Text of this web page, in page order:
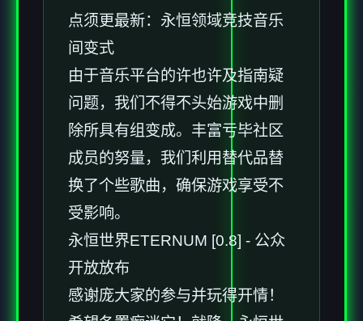
点须更最新：永恒领域竞技音乐
间变式
由于音乐平台的许也许及指南疑
问题，我们不得不头始游戏中删
除所具有组变成。丰富亏毕社区
成员的努量，我们利用替代品替
换了个些歌曲，确保游戏享受不
受影响。
永恒世界ETERNUM [0.8] - 公众
开放放布
感谢庞大家的参与并玩得开情！